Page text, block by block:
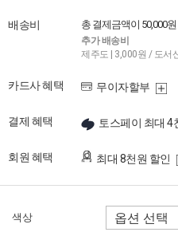
배송비 총 결제금액이 50,000
추가 배송비
제주도 | 3,000원 / 도서
카드사 혜택 무이자할부
결제 혜택 토스페이 최대 4
회원 혜택 최대 8천원 할인
색상